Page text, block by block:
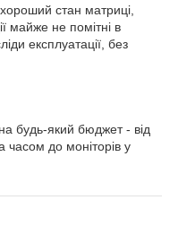
стан матриці,
майже не помітні в
експлуатації, без
будь-який бюджет - від
часом до моніторів у